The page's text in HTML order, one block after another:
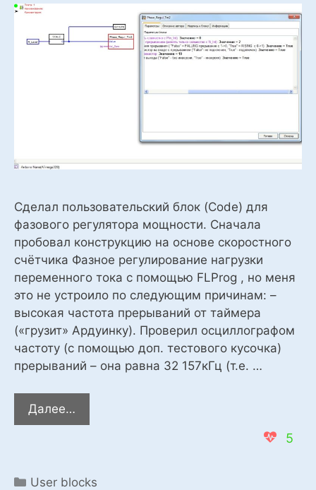
Сделал пользовательский блок (Code) для
фазового регулятора мощности. Сначала
пробовал конструкцию на основе скоростного
счётчика Фазное регулирование нагрузки
переменного тока с помощью FLProg , но меня
это не устроило по следующим причинам: –
высокая частота прерываний от таймера
(«грузит» Ардуинку). Проверил осциллографом
частоту (с помощью доп. тестового кусочка)
прерываний – она равна 32 157кГц (т.е. …
Далее…
регулятор
5
Categories
User blocks